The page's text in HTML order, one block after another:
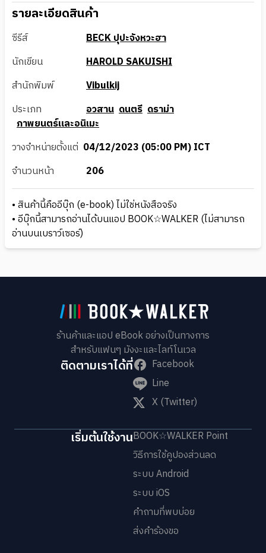
รายละเอียดสินค้า
ซีรีส์
BECK ปุปะจังหวะฮา
นักเขียน
HAROLD SAKUISHI
สำนักพิมพ์
Vibulkij
ประเภท
อวสาน ดนตรี ดราม่า
ภาพยนตร์และอนิเมะ
วางจำหน่ายตั้งแต่ 04/12/2023 (05:00 PM) ICT
จำนวนหน้า
206
• สินค้านี้คืออีบุ๊ก (e-book) ไม่ใช่หนังสือจริง
• อีบุ๊กนี้สามารถอ่านได้บนแอป BOOK☆WALKER (ไม่สามารถ
อ่านบนเบราว์เซอร์)
ร้านค้าและแอป eBook อย่างเป็นทางการ
สำหรับแฟนๆ มังงะและไลท์โนเวล
ติดตามเราได้ที่
Facebook
Line
X (Twitter)
เริ่มต้นใช้งานBOOK☆WALKER Point
วิธีการใช้คูปองส่วนลด
ระบบ Android
ระบบ iOS
คำถามที่พบบ่อย
ส่งคำร้องขอ